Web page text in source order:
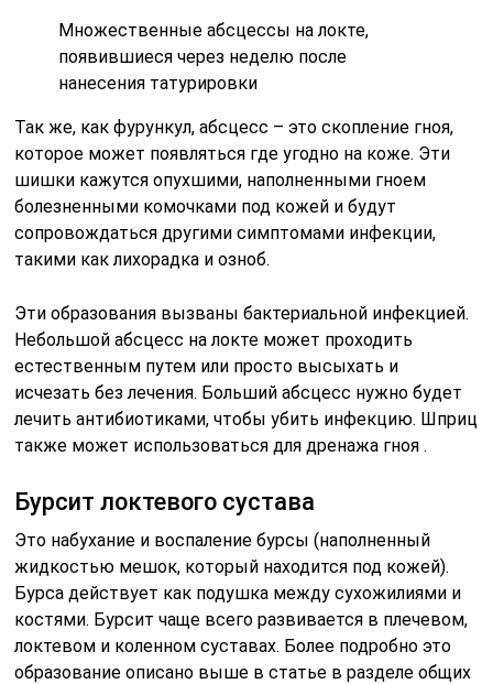
Множественные абсцессы на локте,
появившиеся через неделю после
нанесения татурировки
Так же, как фурункул, абсцесс – это скопление гноя,
которое может появляться где угодно на коже. Эти
шишки кажутся опухшими, наполненными гноем
болезненными комочками под кожей и будут
сопровождаться другими симптомами инфекции,
такими как лихорадка и озноб.
Эти образования вызваны бактериальной инфекцией.
Небольшой абсцесс на локте может проходить
естественным путем или просто высыхать и
исчезать без лечения. Больший абсцесс нужно будет
лечить антибиотиками, чтобы убить инфекцию. Шприц
также может использоваться для дренажа гноя .
Бурсит локтевого сустава
Это набухание и воспаление бурсы (наполненный
жидкостью мешок, который находится под кожей).
Бурса действует как подушка между сухожилиями и
костями. Бурсит чаще всего развивается в плечевом,
локтевом и коленном суставах. Более подробно это
образование описано выше в статье в разделе общих